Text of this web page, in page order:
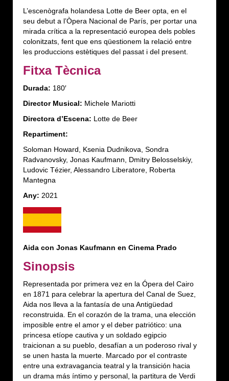
L’escenògrafa holandesa Lotte de Beer opta, en el
seu debut a l’Òpera Nacional de París, per portar una
mirada crítica a la representació europea dels pobles
colonitzats, fent que ens qüestionem la relació entre
les produccions estètiques del passat i del present.
Fitxa Tècnica
Durada: 180′
Director Musical: Michele Mariotti
Directora d’Escena: Lotte de Beer
Repartiment:
Soloman Howard, Ksenia Dudnikova, Sondra
Radvanovsky, Jonas Kaufmann, Dmitry Belosselskiy,
Ludovic Tézier, Alessandro Liberatore, Roberta
Mantegna
Any: 2021
Aida con Jonas Kaufmann en Cinema Prado
Sinopsis
Representada por primera vez en la Ópera del Cairo
en 1871 para celebrar la apertura del Canal de Suez,
Aida nos lleva a la fantasía de una Antigüedad
reconstruida. En el corazón de la trama, una elección
imposible entre el amor y el deber patriótico: una
princesa etíope cautiva y un soldado egipcio
traicionan a su pueblo, desafían a un poderoso rival y
se unen hasta la muerte. Marcado por el contraste
entre una extravagancia teatral y la transición hacia
un drama más íntimo y personal, la partitura de Verdi